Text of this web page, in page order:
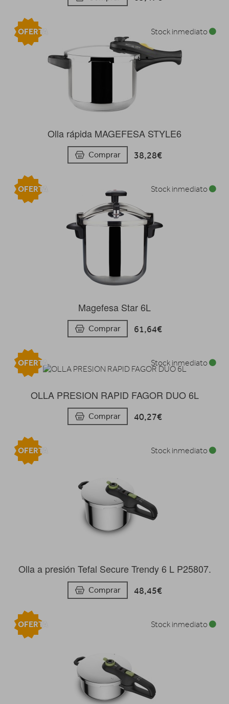
Olla rápida MAGEFESA STYLE6
Comprar 38,28€
Stock inmediato
OFERTA
Magefesa Star 6L
Comprar 61,64€
Stock inmediato
OFERTA
OLLA PRESION RAPID FAGOR DUO 6L
Comprar 40,27€
Stock inmediato
OFERTA
Olla a presión Tefal Secure Trendy 6 L P25807.
Comprar 48,45€
Stock inmediato
OFERTA
Stock inmediato
OFERTA